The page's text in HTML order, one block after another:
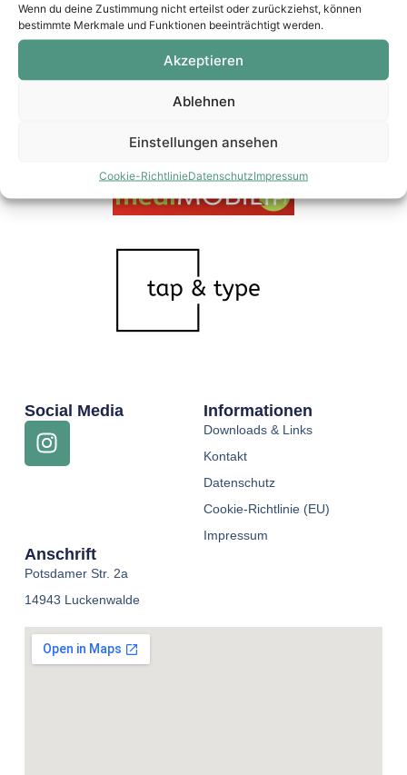
Wenn du deine Zustimmung nicht erteilst oder zurückziehst, können
bestimmte Merkmale und Funktionen beeinträchtigt werden.
Akzeptieren
Ablehnen
Einstellungen ansehen
Cookie-RichtlinieDatenschutzImpressum
Social Media Informationen
Downloads & Links
Kontakt
Datenschutz
Cookie-Richtlinie (EU)
Impressum
Anschrift
Potsdamer Str. 2a
14943 Luckenwalde